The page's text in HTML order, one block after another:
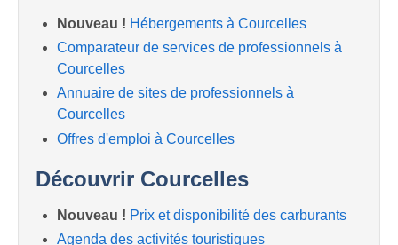
Nouveau ! Hébergements à Courcelles
Comparateur de services de professionnels à
Courcelles
Annuaire de sites de professionnels à
Courcelles
Offres d'emploi à Courcelles
Découvrir Courcelles
Nouveau ! Prix et disponibilité des carburants
Agenda des activités touristiques